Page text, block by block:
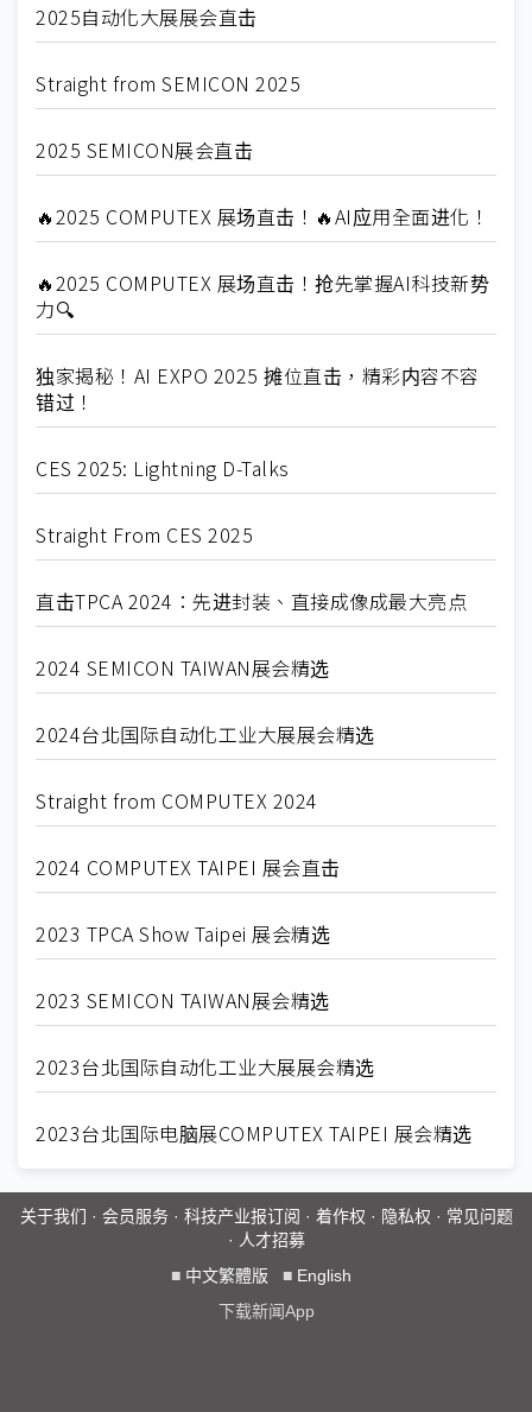
2025自动化大展展会直击
Straight from SEMICON 2025
2025 SEMICON展会直击
🔥2025 COMPUTEX 展场直击！🔥AI应用全面进化！
🔥2025 COMPUTEX 展场直击！抢先掌握AI科技新势
力🔍
独家揭秘！AI EXPO 2025 摊位直击，精彩内容不容
错过！
CES 2025: Lightning D-Talks
Straight From CES 2025
直击TPCA 2024：先进封装、直接成像成最大亮点
2024 SEMICON TAIWAN展会精选
2024台北国际自动化工业大展展会精选
Straight from COMPUTEX 2024
2024 COMPUTEX TAIPEI 展会直击
2023 TPCA Show Taipei 展会精选
2023 SEMICON TAIWAN展会精选
2023台北国际自动化工业大展展会精选
2023台北国际电脑展COMPUTEX TAIPEI 展会精选
关于我们 · 会员服务· 科技产业报订阅 · 着作权 · 隐私权 · 常见问题
· 人才招募
■ 中文繁體版 ■ English
下载新闻App